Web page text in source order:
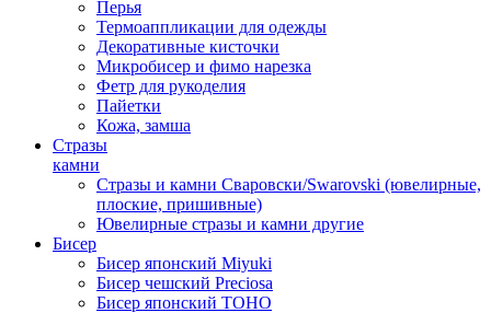
Перья
Термоаппликации для одежды
Декоративные кисточки
Микробисер и фимо нарезка
Фетр для рукоделия
Пайетки
Кожа, замша
Стразы
камни
Стразы и камни Сваровски/Swarovski (ювелирные,
плоские, пришивные)
Ювелирные стразы и камни другие
Бисер
Бисер японский Miyuki
Бисер чешский Preciosa
Бисер японский TOHO